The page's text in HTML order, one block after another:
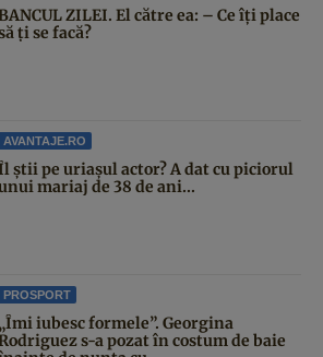
ZILEI. El către ea: – Ce îți place
ți se facă?
AVANTAJE.RO
știi pe uriașul actor? A dat cu piciorul
mariaj de 38 de ani...
PROSPORT
„Îmi iubesc formele”. Georgina
s-a pozat în costum de baie